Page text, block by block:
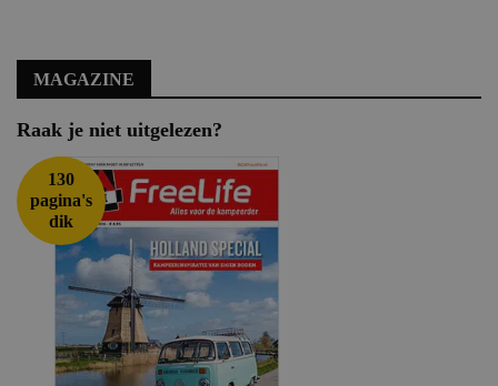
MAGAZINE
Raak je niet uitgelezen?
130
pagina's
dik